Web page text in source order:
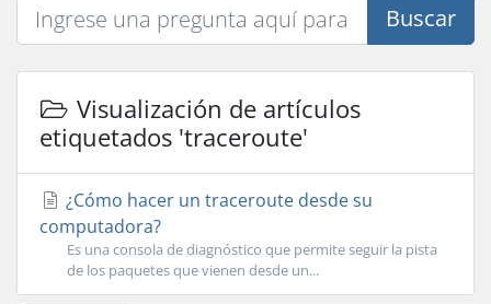
Buscar
Visualización de artículos
etiquetados 'traceroute'
¿Cómo hacer un traceroute desde su
computadora?
Es una consola de diagnóstico que permite seguir la pista
de los paquetes que vienen desde un...